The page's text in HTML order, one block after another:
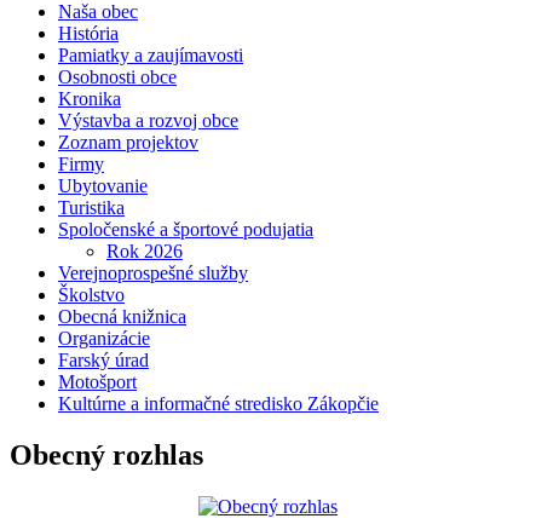
Naša obec
História
Pamiatky a zaujímavosti
Osobnosti obce
Kronika
Výstavba a rozvoj obce
Zoznam projektov
Firmy
Ubytovanie
Turistika
Spoločenské a športové podujatia
Rok 2026
Verejnoprospešné služby
Školstvo
Obecná knižnica
Organizácie
Farský úrad
Motošport
Kultúrne a informačné stredisko Zákopčie
Obecný rozhlas